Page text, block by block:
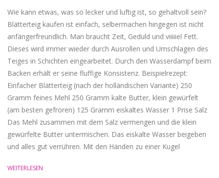
Wie kann etwas, was so lecker und luftig ist, so gehaltvoll sein?
Blätterteig kaufen ist einfach, selbermachen hingegen ist nicht
anfängerfreundlich. Man braucht Zeit, Geduld und viiiiiel Fett.
Dieses wird immer wieder durch Ausrollen und Umschlagen des
Teiges in Schichten eingearbeitet. Durch den Wasserdampf beim
Backen erhält er seine fluffige Konsistenz. Beispielrezept:
Einfacher Blätterteig (nach der holländischen Variante) 250
Gramm feines Mehl 250 Gramm kalte Butter, klein gewürfelt
(am besten gefroren) 125 Gramm eiskaltes Wasser 1 Prise Salz
Das Mehl zusammen mit dem Salz vermengen und die klein
gewürfelte Butter untermischen. Das eiskalte Wasser beigeben
und alles gut verrühren. Mit den Händen zu einer Kugel
WEITERLESEN